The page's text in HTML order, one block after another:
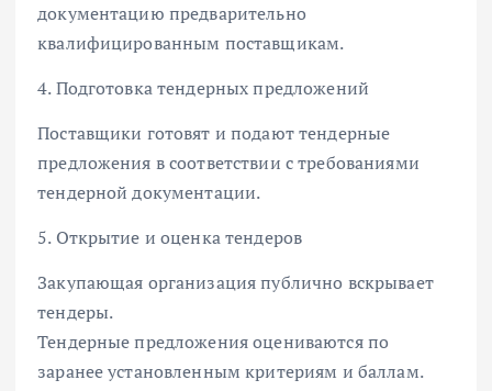
документацию предварительно
квалифицированным поставщикам.
4. Подготовка тендерных предложений
Поставщики готовят и подают тендерные
предложения в соответствии с требованиями
тендерной документации.
5. Открытие и оценка тендеров
Закупающая организация публично вскрывает
тендеры.
Тендерные предложения оцениваются по
заранее установленным критериям и баллам.